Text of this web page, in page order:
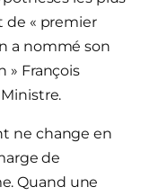
de « premier
a nommé son
» François
ne change en
de
Quand une